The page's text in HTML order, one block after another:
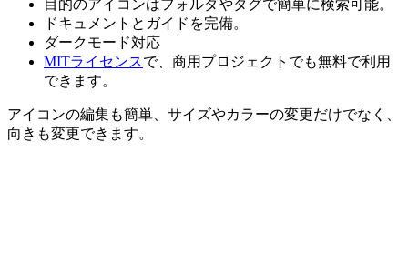
目的のアイコンはフォルダやタグで簡単に検索可能。
ドキュメントとガイドを完備。
ダークモード対応
MITライセンスで、商用プロジェクトでも無料で利用
できます。
アイコンの編集も簡単、サイズやカラーの変更だけでなく、
向きも変更できます。